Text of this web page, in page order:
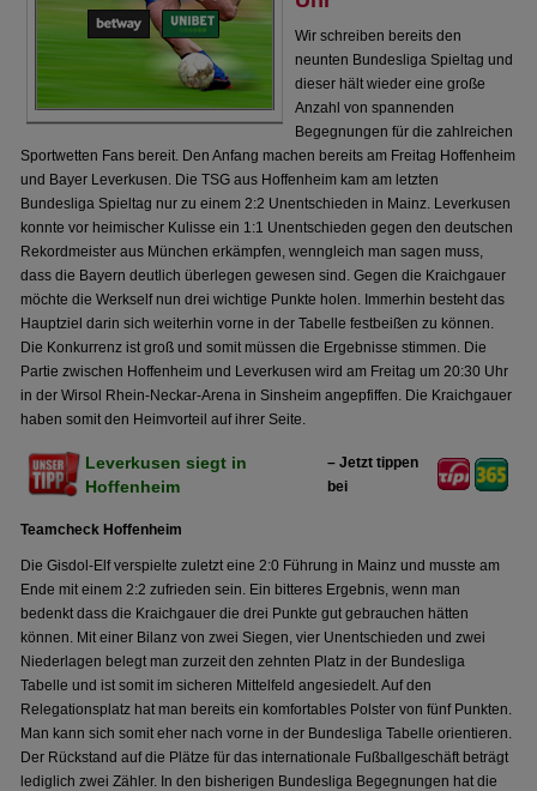
Wir schreiben bereits den
neunten Bundesliga Spieltag und
dieser hält wieder eine große
Anzahl von spannenden
Begegnungen für die zahlreichen
Sportwetten Fans bereit. Den Anfang machen bereits am Freitag Hoffenheim
und Bayer Leverkusen. Die TSG aus Hoffenheim kam am letzten
Bundesliga Spieltag nur zu einem 2:2 Unentschieden in Mainz. Leverkusen
konnte vor heimischer Kulisse ein 1:1 Unentschieden gegen den deutschen
Rekordmeister aus München erkämpfen, wenngleich man sagen muss,
dass die Bayern deutlich überlegen gewesen sind. Gegen die Kraichgauer
möchte die Werkself nun drei wichtige Punkte holen. Immerhin besteht das
Hauptziel darin sich weiterhin vorne in der Tabelle festbeißen zu können.
Die Konkurrenz ist groß und somit müssen die Ergebnisse stimmen. Die
Partie zwischen Hoffenheim und Leverkusen wird am Freitag um 20:30 Uhr
in der Wirsol Rhein-Neckar-Arena in Sinsheim angepfiffen. Die Kraichgauer
haben somit den Heimvorteil auf ihrer Seite.
Leverkusen siegt in
Hoffenheim
– Jetzt tippen
bei
Teamcheck Hoffenheim
Die Gisdol-Elf verspielte zuletzt eine 2:0 Führung in Mainz und musste am
Ende mit einem 2:2 zufrieden sein. Ein bitteres Ergebnis, wenn man
bedenkt dass die Kraichgauer die drei Punkte gut gebrauchen hätten
können. Mit einer Bilanz von zwei Siegen, vier Unentschieden und zwei
Niederlagen belegt man zurzeit den zehnten Platz in der Bundesliga
Tabelle und ist somit im sicheren Mittelfeld angesiedelt. Auf den
Relegationsplatz hat man bereits ein komfortables Polster von fünf Punkten.
Man kann sich somit eher nach vorne in der Bundesliga Tabelle orientieren.
Der Rückstand auf die Plätze für das internationale Fußballgeschäft beträgt
lediglich zwei Zähler. In den bisherigen Bundesliga Begegnungen hat die